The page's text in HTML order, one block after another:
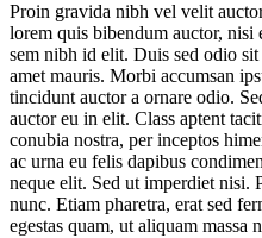
Proin gravida nibh vel velit
lorem quis bibendum auctor, nisi
sem nibh id elit. Duis sed odio
amet mauris. Morbi accumsan
tincidunt auctor a ornare odio.
auctor eu in elit. Class aptent
conubia nostra, per inceptos
ac urna eu felis dapibus
neque elit. Sed ut imperdiet nisi.
nunc. Etiam pharetra, erat sed
egestas quam, ut aliquam massa